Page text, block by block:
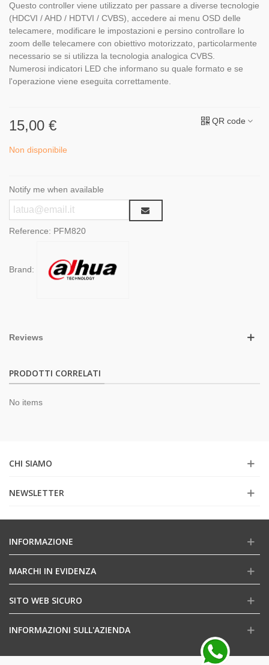
Questo controller viene utilizzato per passare a diverse tecnologie
(HDCVI / AHD / HDTVI / CVBS), accedere ai menu OSD delle
telecamere, modificare le impostazioni e persino controllare lo
zoom delle telecamere con obiettivo motorizzato, particolarmente
necessario se si utilizza la tecnologia analogica CVBS.
Numerosi indicatori LED che informano su quale formato e se
l'operazione viene eseguita correttamente.
15,00 € QR code
Non disponibile
Notify me when available
Reference: PFM820
Brand:
Reviews
PRODOTTI CORRELATI
No items
CHI SIAMO
NEWSLETTER
INFORMAZIONE
MARCHI IN EVIDENZA
SITO WEB SICURO
INFORMAZIONI SULL'AZIENDA